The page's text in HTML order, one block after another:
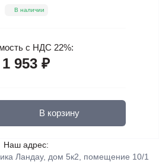
В наличии
с НДС 22%:
1 953 ₽
В корзину
Наш адрес:
Ландау, дом 5к2, помещение 10/1